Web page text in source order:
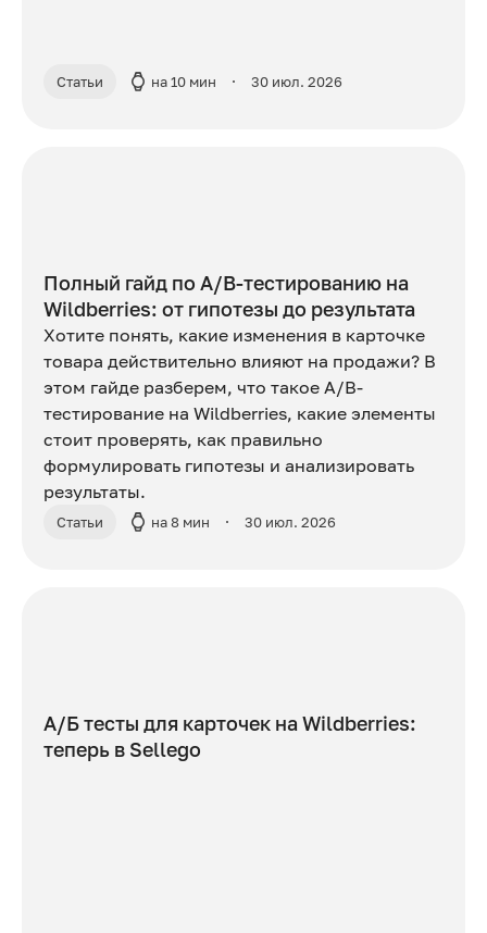
Статьи на 10 мин 30 июл. 2026
Полный гайд по A/B-тестированию на
Wildberries: от гипотезы до результата
Хотите понять, какие изменения в карточке
товара действительно влияют на продажи? В
этом гайде разберем, что такое A/B-
тестирование на Wildberries, какие элементы
стоит проверять, как правильно
формулировать гипотезы и анализировать
результаты.
Статьи на 8 мин 30 июл. 2026
А/Б тесты для карточек на Wildberries:
теперь в Sellego